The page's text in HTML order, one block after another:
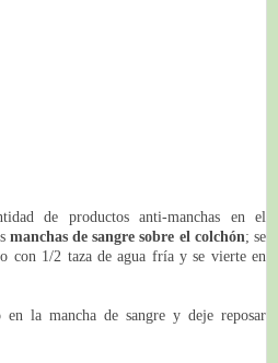
de productos anti-manchas en el
manchas de sangre sobre el colchón; se
con 1/2 taza de agua fría y se vierte en
la mancha de sangre y deje reposar